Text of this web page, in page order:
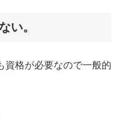
い。
資格が必要なので一般的